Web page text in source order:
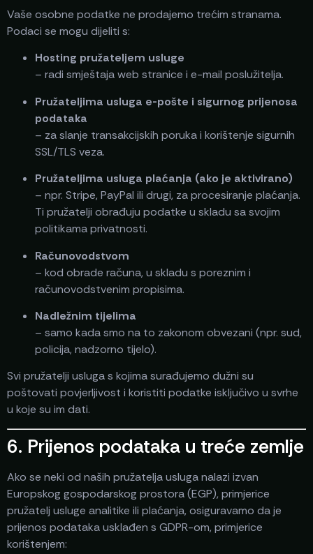
Vaše osobne podatke ne prodajemo trećim stranama.
Podaci se mogu dijeliti s:
Hosting pružateljem usluge
– radi smještaja web stranice i e-mail poslužitelja.
Pružateljima usluga e-pošte i sigurnog prijenosa
podataka
– za slanje transakcijskih poruka i korištenje sigurnih
SSL/TLS veza.
Pružateljima usluga plaćanja (ako je aktivirano)
– npr. Stripe, PayPal ili drugi, za procesiranje plaćanja.
Ti pružatelji obrađuju podatke u skladu sa svojim
politikama privatnosti.
Računovodstvom
– kod obrade računa, u skladu s poreznim i
računovodstvenim propisima.
Nadležnim tijelima
– samo kada smo na to zakonom obvezani (npr. sud,
policija, nadzorno tijelo).
Svi pružatelji usluga s kojima surađujemo dužni su
poštovati povjerljivost i koristiti podatke isključivo u svrhe
u koje su im dati.
6. Prijenos podataka u treće zemlje
Ako se neki od naših pružatelja usluga nalazi izvan
Europskog gospodarskog prostora (EGP), primjerice
pružatelj usluge analitike ili plaćanja, osiguravamo da je
prijenos podataka usklađen s GDPR-om, primjerice
korištenjem: